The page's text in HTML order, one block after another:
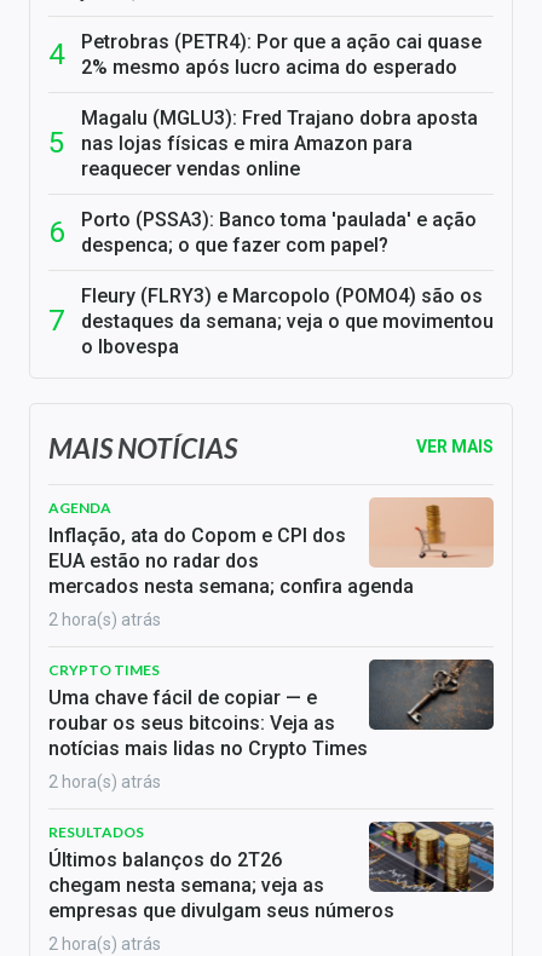
Petrobras (PETR4): Por que a ação cai quase
2% mesmo após lucro acima do esperado
Magalu (MGLU3): Fred Trajano dobra aposta
nas lojas físicas e mira Amazon para
reaquecer vendas online
Porto (PSSA3): Banco toma 'paulada' e ação
despenca; o que fazer com papel?
Fleury (FLRY3) e Marcopolo (POMO4) são os
destaques da semana; veja o que movimentou
o Ibovespa
MAIS NOTÍCIAS VER MAIS
AGENDA
Inflação, ata do Copom e CPI dos
EUA estão no radar dos
mercados nesta semana; confira agenda
2 hora(s) atrás
CRYPTO TIMES
Uma chave fácil de copiar — e
roubar os seus bitcoins: Veja as
notícias mais lidas no Crypto Times
2 hora(s) atrás
RESULTADOS
Últimos balanços do 2T26
chegam nesta semana; veja as
empresas que divulgam seus números
2 hora(s) atrás